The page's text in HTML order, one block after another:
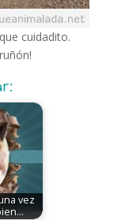
cuidadito.
vez